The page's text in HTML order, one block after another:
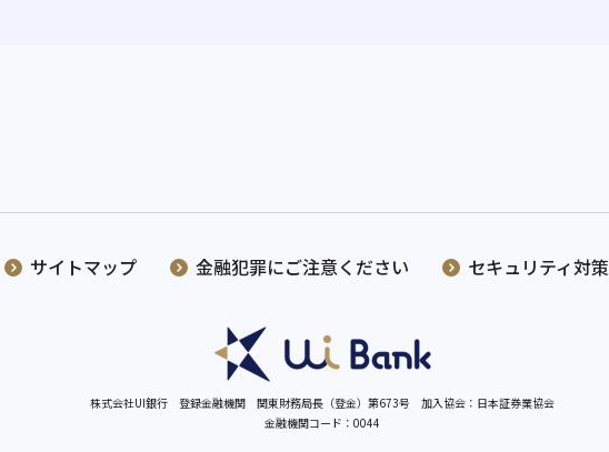
サイトマップ 金融犯罪にご注意ください セキュリティ対策
株式会社UI銀行 登録金融機関 関東財務局長（登金）第673号 加入協会：日本証券業協会
金融機関コード：0044